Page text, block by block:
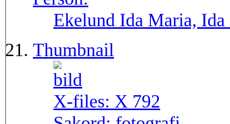
Ekelund Ida Maria,
Thumbnail
X-files: X 792